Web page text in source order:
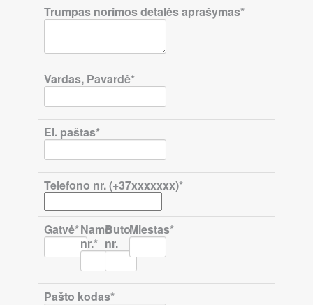
Trumpas norimos detalės aprašymas*
Vardas, Pavardė*
El. paštas*
Telefono nr. (+37xxxxxxx)*
Gatvė*Namo
nr.*
Buto
nr.
Miestas*
Pašto kodas*